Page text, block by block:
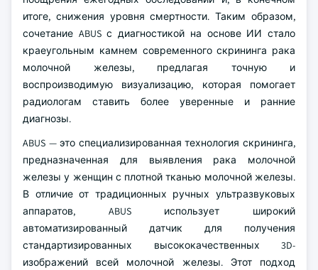
итоге, снижения уровня смертности. Таким образом,
сочетание ABUS с диагностикой на основе ИИ стало
краеугольным камнем современного скрининга рака
молочной железы, предлагая точную и
воспроизводимую визуализацию, которая помогает
радиологам ставить более уверенные и ранние
диагнозы.
ABUS — это специализированная технология скрининга,
предназначенная для выявления рака молочной
железы у женщин с плотной тканью молочной железы.
В отличие от традиционных ручных ультразвуковых
аппаратов, ABUS использует широкий
автоматизированный датчик для получения
стандартизированных высококачественных 3D-
изображений всей молочной железы. Этот подход